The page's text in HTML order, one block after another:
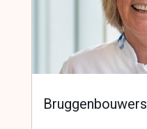
Bruggenbouwers